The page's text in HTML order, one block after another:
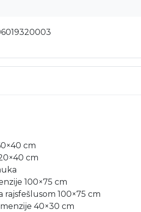
cm
cm
100×75 cm
rajsfešlusom 100×75 cm
40×30 cm